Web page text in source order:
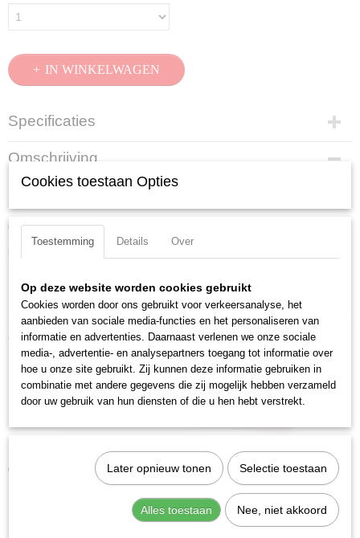
IN WINKELWAGEN
Specificaties
Productcode
EAN code
87 09 01
Netto gewicht
Bruto gewicht
0,01 Kg
Afmetingen (l,b,h)
12 x 7,50 x 0,60 cm
Omschrijving
Reserveonderdelenassortiment verstelling voor 86/87 250/300 (zonder 87
2)
Onderdelenassortiment verstelling.
Product video
Ook interessant
Knipex 87 01 125 Cobra
€ 20,05
Cookies toestaan Opties
Toestemming Details Over
Op deze website worden cookies gebruikt
Cookies worden door ons gebruikt voor verkeersanalyse, het
aanbieden van sociale media-functies en het personaliseren van
informatie en advertenties. Daarnaast verlenen we onze sociale
media-, advertentie- en analysepartners toegang tot informatie over
hoe u onze site gebruikt. Zij kunnen deze informatie gebruiken in
combinatie met andere gegevens die zij mogelijk hebben verzameld
door uw gebruik van hun diensten of die u hen hebt verstrekt.
Later opnieuw tonen Selectie toestaan
Alles toestaan Nee, niet akkoord